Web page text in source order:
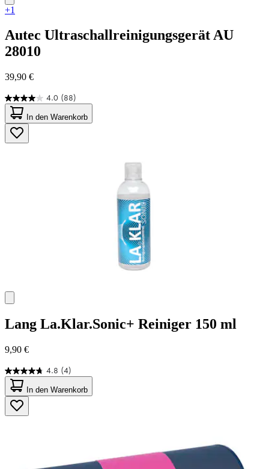
+1
Autec Ultraschallreinigungsgerät AU
28010
39,90 €
4.0 (88)
4.0
von
5
Sternen.
88
In den Warenkorb
Lang La.Klar.Sonic+ Reiniger 150 ml
9,90 €
4.8 (4)
4.8
von
5
Sternen.
4
In den Warenkorb